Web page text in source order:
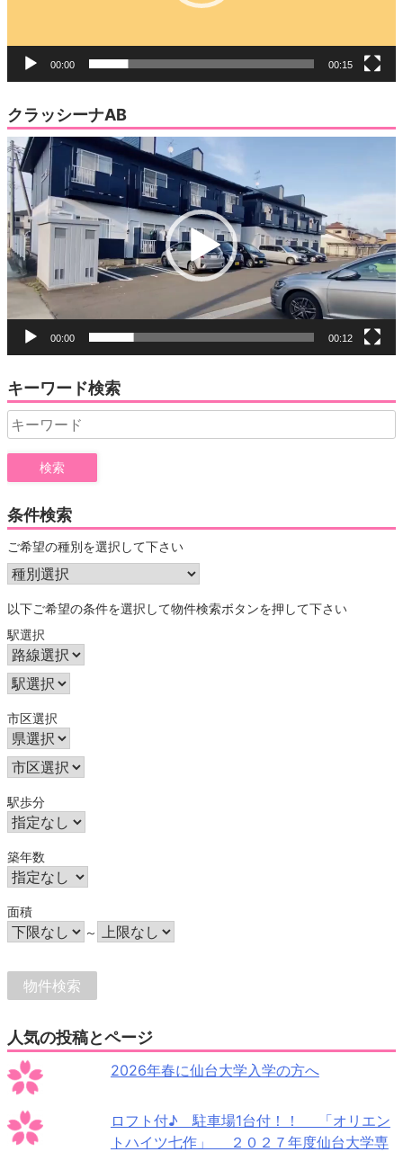
00:00 00:15
クラッシーナAB
動
画
プ
レ
ー
ヤ
ー
00:00 00:12
キーワード検索
Search
for:
条件検索
ご希望の種別を選択して下さい
以下ご希望の条件を選択して物件検索ボタンを押して下さい
駅選択
市区選択
駅歩分
築年数
面積
～
人気の投稿とページ
2026年春に仙台大学入学の方へ
ロフト付♪ 駐車場1台付！！ 「オリエン
トハイツ七作」 ２０２７年度仙台大学専